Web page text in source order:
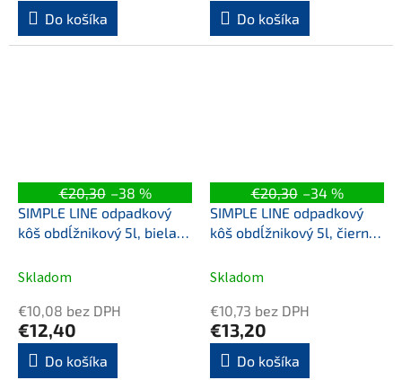
Do košíka Do košíka
€20,30 –38 %
SIMPLE LINE odpadkový
kôš obdĺžnikový 5l, biela
Skladom
€10,08 bez DPH
€12,40
Do košíka
€20,30 –34 %
SIMPLE LINE odpadkový
kôš obdĺžnikový 5l, čierna
Skladom
€10,73 bez DPH
€13,20
Do košíka